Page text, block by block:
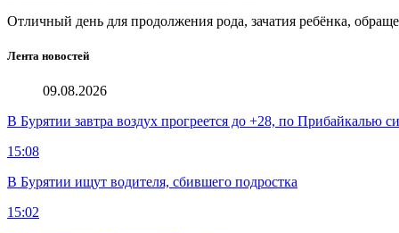
Отличный день для продолжения рода, зачатия ребёнка,
Лента новостей
09.08.2026
В Бурятии завтра воздух прогреется до +28, по Прибайкалью
15:08
В Бурятии ищут водителя, сбившего подростка
15:02